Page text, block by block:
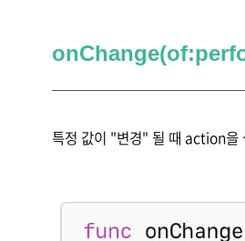
특정 값이 "변경" 될 때 action